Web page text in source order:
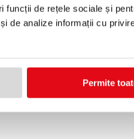
funcții de rețele sociale și
de analize informații cu
Permite
Ham Kami Kratos Safety 2
pentru corp, 2 puncte de